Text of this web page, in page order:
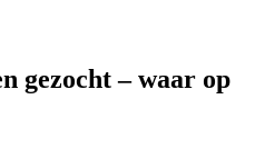
gezocht – waar op